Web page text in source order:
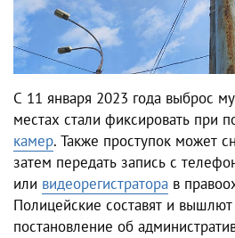
С 11 января 2023 года выброс
местах стали фиксировать при
камер. Также проступок может
затем передать запись с
или видеорегистратора в
Полицейские составят и вышлют
постановление об